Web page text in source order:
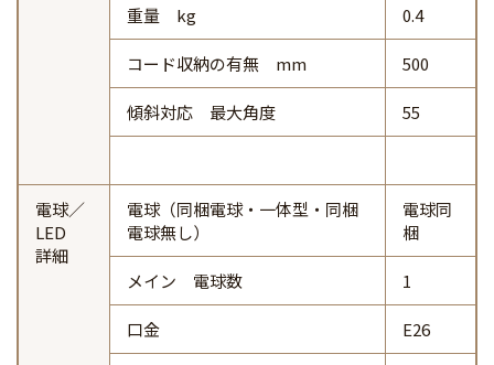
重量 kg 0.4
コード収納の有無 mm 500
傾斜対応 最大角度 55
電球／
LED
詳細
電球（同梱電球・一体型・同梱
電球無し）
電球同
梱
メイン 電球数 1
口金 E26